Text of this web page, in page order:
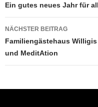
Ein gutes neues Jahr für
NÄCHSTER BEITRAG
Familiengästehaus
und MeditAtion